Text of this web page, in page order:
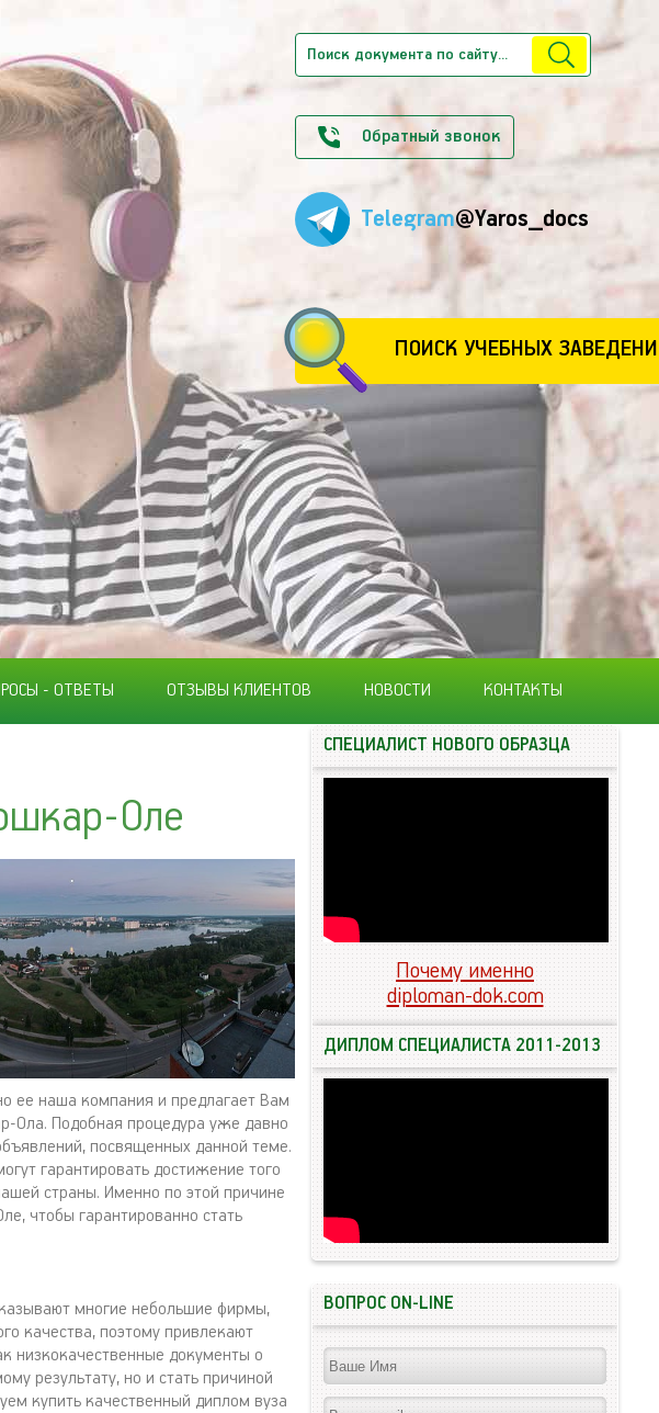
Обратный звонок
Telegram@Yaros_docs
ПОИСК УЧЕБНЫХ
- ОТВЕТЫ ОТЗЫВЫ КЛИЕНТОВ НОВОСТИ КОНТАКТЫ
Оле
ее наша компания и предлагает Вам
Ола. Подобная процедура уже давно
посвященных данной теме.
гарантировать достижение того
страны. Именно по этой причине
чтобы гарантированно стать
многие небольшие фирмы,
качества, поэтому привлекают
низкокачественные документы о
результату, но и стать причиной
купить качественный диплом вуза
СПЕЦИАЛИСТ НОВОГО ОБРАЗЦА
Почему именно
diploman-dok.com
ДИПЛОМ СПЕЦИАЛИСТА 2011-2013
ВОПРОС ON-LINE